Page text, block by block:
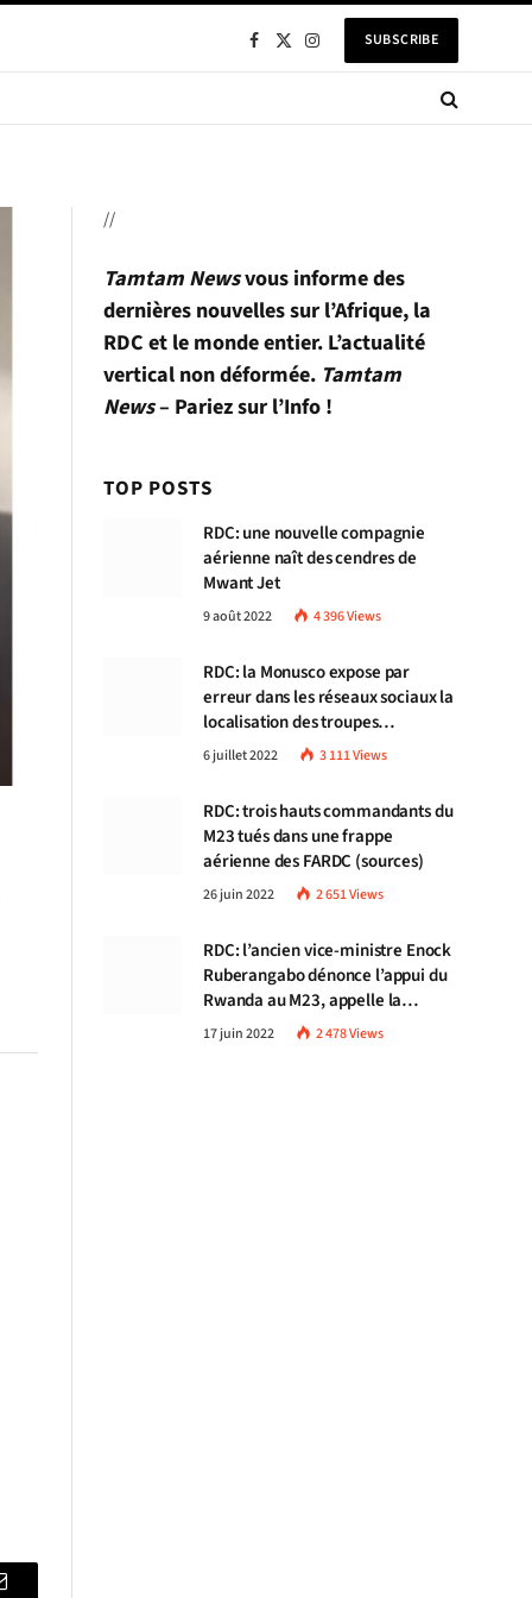
Facebook
X
InstagramSUBSCRIBE
//
Tamtam Newsvous informe des
dernières nouvelles sur l’Afrique, la
RDC et le monde entier. L’actualité
vertical non déformée. Tamtam
News– Pariez sur l’Info !
TOP POSTS
RDC: une nouvelle compagnie
aérienne naît des cendres de
Mwant Jet
9 août 2022 4 396Views
RDC: la Monusco expose par
erreur dans les réseaux sociaux la
localisation des troupes
congolaises
6 juillet 2022 3 111Views
RDC: trois hauts commandants du
M23 tués dans une frappe
aérienne des FARDC (sources)
26 juin 2022 2 651Views
RDC: l’ancien vice-ministre Enock
Ruberangabo dénonce l’appui du
Rwanda au M23, appelle la
communauté internationale à
stopper Kigali
17 juin 2022 2 478Views